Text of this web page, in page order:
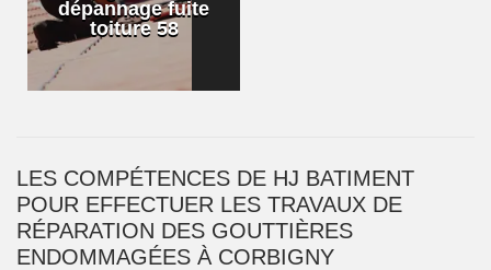
dépannage fuite
toiture 58
LES COMPÉTENCES DE HJ BATIMENT
POUR EFFECTUER LES TRAVAUX DE
RÉPARATION DES GOUTTIÈRES
ENDOMMAGÉES À CORBIGNY